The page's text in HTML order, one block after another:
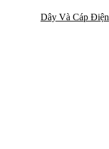
Dây Và Cáp Điện